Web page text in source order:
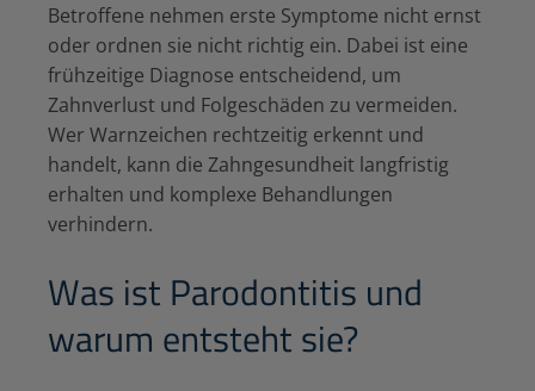
Betroffene nehmen erste Symptome nicht ernst
oder ordnen sie nicht richtig ein. Dabei ist eine
frühzeitige Diagnose entscheidend, um
Zahnverlust und Folgeschäden zu vermeiden.
Wer Warnzeichen rechtzeitig erkennt und
handelt, kann die Zahngesundheit langfristig
erhalten und komplexe Behandlungen
verhindern.
Was ist Parodontitis und
warum entsteht sie?